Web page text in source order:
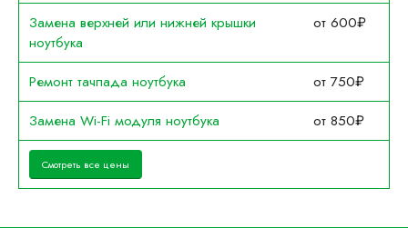
Замена верхней или нижней крышки
ноутбука
от 600₽
Ремонт тачпада ноутбука
от 750₽
Замена Wi-Fi модуля ноутбука
от 850₽
Смотреть все цены